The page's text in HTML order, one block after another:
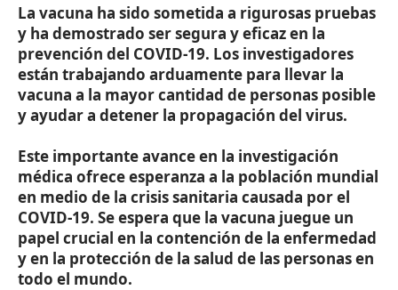
La vacuna ha sido sometida a rigurosas pruebas
y ha demostrado ser segura y eficaz en la
prevención del COVID-19. Los investigadores
están trabajando arduamente para llevar la
vacuna a la mayor cantidad de personas posible
y ayudar a detener la propagación del virus.
Este importante avance en la investigación
médica ofrece esperanza a la población mundial
en medio de la crisis sanitaria causada por el
COVID-19. Se espera que la vacuna juegue un
papel crucial en la contención de la enfermedad
y en la protección de la salud de las personas en
todo el mundo.